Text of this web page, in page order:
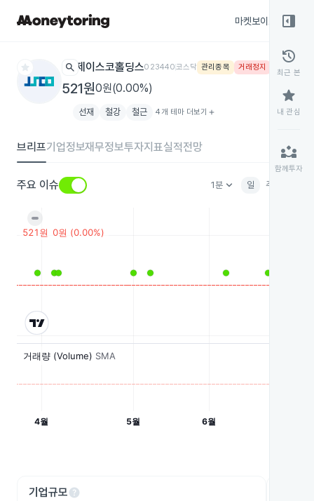
마켓보이스
star search 제이스코홀딩스023440코스닥 관리종목 거래정지
521원0원(0.00%)
선재 철강 철근 4개 테마 더보기 add
브리프기업정보재무정보투자지표실적전망
주요 이슈 1분keyboard_arrow_down 일 주
기업규모help
right_panel_open
history
최근 본
star
내 관심
partner_exchange
함께투자